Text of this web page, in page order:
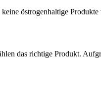
östrogenhaltige
das richtige Produkt.